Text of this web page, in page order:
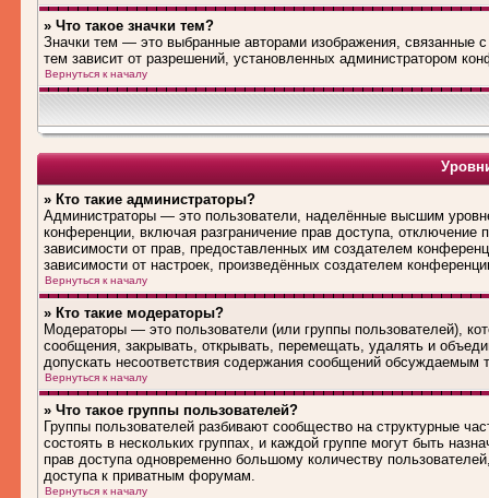
» Что такое значки тем?
Значки тем — это выбранные авторами изображения, связанные
тем зависит от разрешений, установленных администратором
Вернуться к началу
» Кто такие администраторы?
Администраторы — это пользователи, наделённые высшим
конференции, включая разграничение прав доступа, отключение
зависимости от прав, предоставленных им создателем
зависимости от настроек, произведённых создателем
Вернуться к началу
» Кто такие модераторы?
Модераторы — это пользователи (или группы пользователей),
сообщения, закрывать, открывать, перемещать, удалять и
допускать несоответствия содержания сообщений
Вернуться к началу
» Что такое группы пользователей?
Группы пользователей разбивают сообщество на структурные
состоять в нескольких группах, и каждой группе могут быть
прав доступа одновременно большому количеству
доступа к приватным форумам.
Вернуться к началу